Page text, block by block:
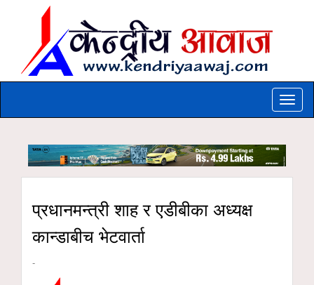
Toggle
प्रधानमन्त्री शाह र एडीबीका अध्यक्ष
कान्डाबीच भेटवार्ता
-